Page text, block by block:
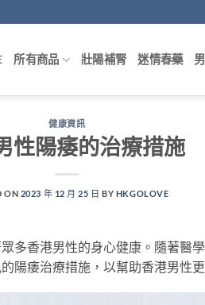
所有商品 壯陽補腎 迷情春藥
健康資訊
性陽痿的治療措施
ON 2023 年 12 月 25 日 BY HKGOLOVE
多香港男性的身心健康。隨著醫
陽痿治療措施，以幫助香港男性